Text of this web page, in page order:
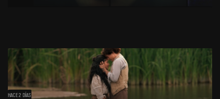
HACE 2 DÍAS